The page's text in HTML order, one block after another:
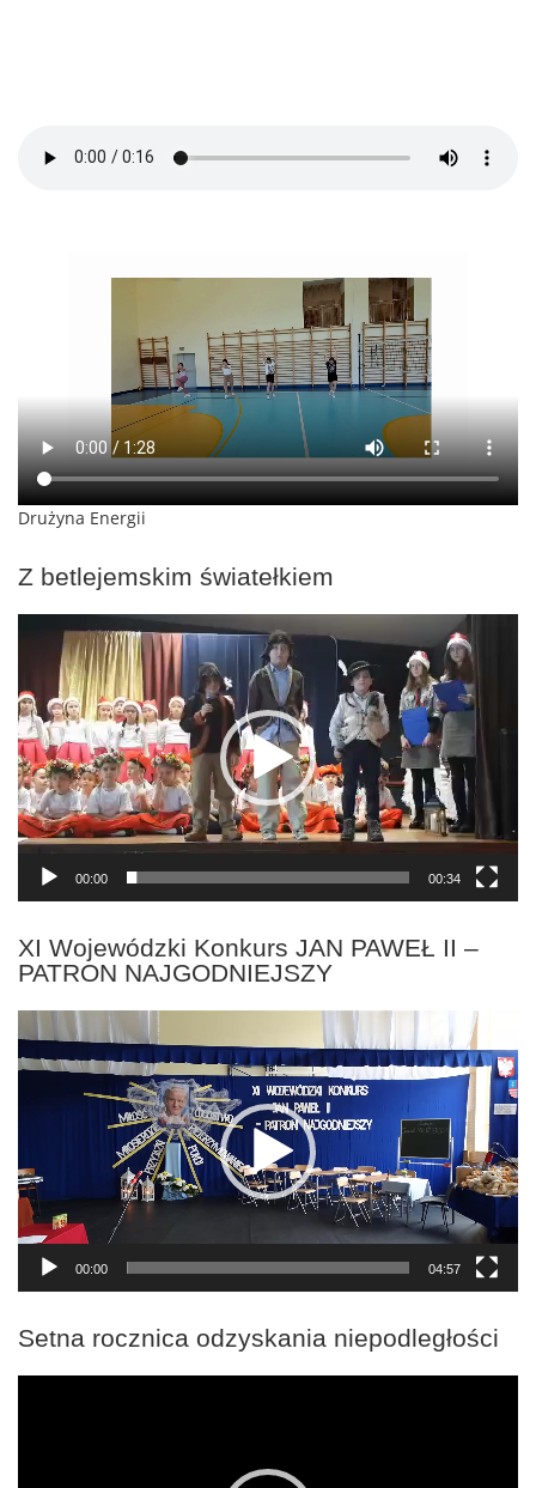
Drużyna Energii
Z betlejemskim światełkiem
Odtwarzacz
00:00 00:34
XI Wojewódzki Konkurs JAN PAWEŁ II –
PATRON NAJGODNIEJSZY
Odtwarzacz
video
00:00 04:57
Setna rocznica odzyskania niepodległości